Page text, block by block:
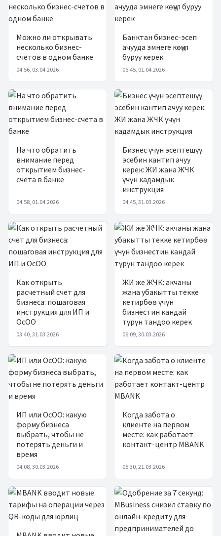
Можно ли открывать
несколько бизнес-
счетов в одном банке
04:56, 03.04.2026
Банктан бизнес-эсеп
ачууда эмнеге көңүл
буруу керек
06:45, 01.04.2026
На что обратить
внимание перед
открытием бизнес-
счета в банке
04:58, 01.04.2026
Бизнес үчүн эсептешүү
эсебин кантип ачуу
керек: ЖИ жана ЖЧК
үчүн кадамдык
инструкция
04:45, 31.03.2026
Как открыть
расчетный счет для
бизнеса: пошаговая
инструкция для ИП и
ОсОО
03:40, 31.03.2026
ЖИ же ЖЧК: акчаны
жана убакытты текке
кетирбөө үчүн
бизнестин кандай
түрүн тандоо керек
06:09, 30.03.2026
ИП или ОсОО: какую
форму бизнеса
выбрать, чтобы не
потерять деньги и
время
04:08, 30.03.2026
Когда забота о
клиенте на первом
месте: как работает
контакт-центр MBANK
05:30, 21.03.2026